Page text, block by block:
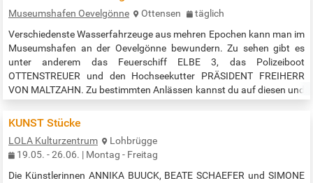
Museumshafen Oevelgönne Ottensen
täglich
Verschiedenste Wasserfahrzeuge aus mehren Epochen kann man im
Museumshafen an der Oevelgönne bewundern. Zu sehen gibt es
unter anderem das Feuerschiff ELBE 3, das Polizeiboot
OTTENSTREUER und den Hochseekutter PRÄSIDENT FREIHERR
VON MALTZAHN. Zu bestimmten Anlässen kannst du auf diesen und
werden (kostenpflichtige) Führungen angeboten. Ein privater,
KUNST Stücke
LOLA Kulturzentrum
Lohbrügge
19.05. - 26.06. | Montag - Freitag
Die Künstlerinnen ANNIKA BUUCK, BEATE SCHAEFER und SIMONE